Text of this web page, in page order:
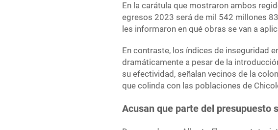
En la carátula que mostraron ambos
egresos 2023 será de mil 542 millones
les informaron en qué obras se van a
En contraste, los índices de inseguridad
dramáticamente a pesar de la
su efectividad, señalan vecinos de la
que colinda con las poblaciones de
Acusan que parte del presupuesto